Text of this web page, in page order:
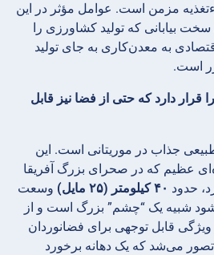
مزمن است. عوامل مؤثر در این
بیابانی که تولید کشاورزی را
به معدن‌کاری به جای تولید
است.
صحرا قرار دارد که حتی از فضا نیز قابل
جذاب در موریتانی است. این
عظیم که در صحرای بزرگ آفریقا
حدود ۴۰ کیلومتر (۲۵ مایل)
وسعت
شبیه یک “چشم” بزرگ است و از
قابل توجهی برای فضانوردان
می‌شد که یک دهانه برخورد